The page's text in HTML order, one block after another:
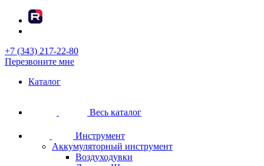
+7 (343) 217-22-80
Перезвоните мне
Каталог
Весь каталог
Инструмент
Аккумуляторный инструмент
Воздуходувки